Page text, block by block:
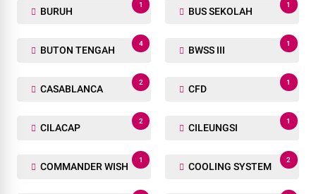
BURUH
1
BUS SEKOLAH
1
BUTON TENGAH
4
BWSS III
1
CASABLANCA
2
CFD
1
CILACAP
2
CILEUNGSI
1
COMMANDER WISH
1
COOLING SYSTEM
2